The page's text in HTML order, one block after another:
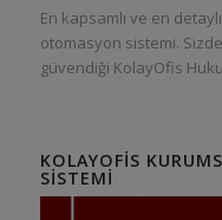
En kapsamlı ve en
otomasyon sistemi.
güvendiği KolayOfis
KOLAYOFIS
SISTEMI